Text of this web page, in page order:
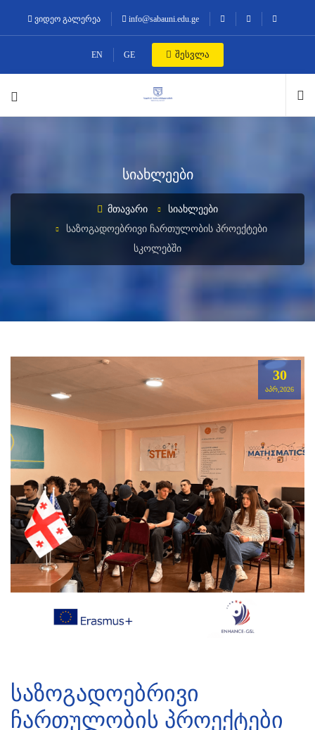
ვიდეო გალერეა info@sabauni.edu.ge
EN GE შესვლა
სიახლეები
ᲛᲗᲐᲕᲐᲠᲘ
ᲡᲘᲐᲮᲚᲔᲔᲑᲘ
ᲡᲐᲖᲝᲒᲐᲓᲝᲔᲑᲠᲘᲕᲘ ᲩᲐᲠᲗᲣᲚᲝᲑᲘᲡ ᲞᲠᲝᲔᲥᲢᲔᲑᲘ
ᲡᲙᲝᲚᲔᲑᲨᲘ
30
ᲐᲞᲠ,2026
საზოგადოებრივი
ჩართულობის პროექტები